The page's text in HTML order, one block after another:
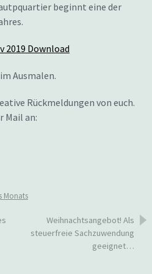
beginnt eine der
2019 Download
Ausmalen.
Rückmeldungen von euch.
Mail an:
Monats
Weihnachtsangebot! Als
steuerfreie Sachzuwendung
geeignet…